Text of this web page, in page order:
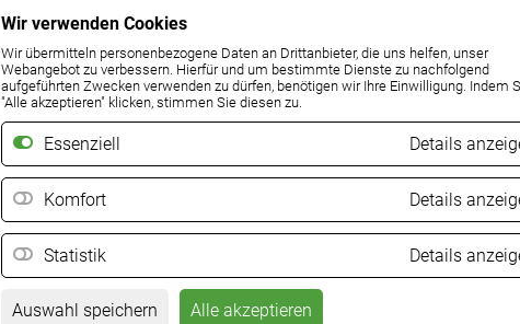
Wir verwenden Cookies
Wir übermitteln personenbezogene Daten an Drittanbieter, die uns helfen, unser
Webangebot zu verbessern. Hierfür und um bestimmte Dienste zu nachfolgend
aufgeführten Zwecken verwenden zu dürfen, benötigen wir Ihre Einwilligung. Indem
"Alle akzeptieren" klicken, stimmen Sie diesen zu.
Essenziell Details
Komfort Details
Statistik Details
Auswahl speichern Alle akzeptieren